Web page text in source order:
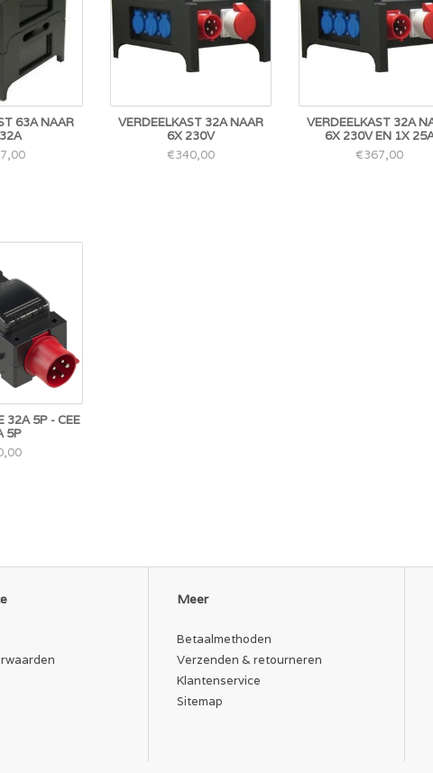
63A NAAR
VERDEELKAST 32A NAAR
6X 230V
€340,00
VERDEELKAST 32A
6X 230V EN 1X
€367,00
32A 5P - CEE
5P
Meer
Betaalmethoden
Verzenden & retourneren
Klantenservice
Sitemap